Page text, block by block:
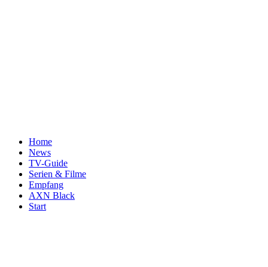
Home
News
TV-Guide
Serien & Filme
Empfang
AXN Black
Start